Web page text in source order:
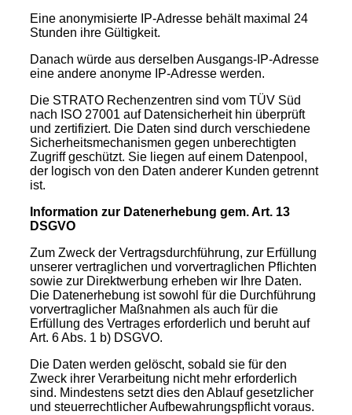
Eine anonymisierte IP-Adresse behält maximal 24
Stunden ihre Gültigkeit.
Danach würde aus derselben Ausgangs-IP-Adresse
eine andere anonyme IP-Adresse werden.
Die STRATO Rechenzentren sind vom TÜV Süd
nach ISO 27001 auf Datensicherheit hin überprüft
und zertifiziert. Die Daten sind durch verschiedene
Sicherheitsmechanismen gegen unberechtigten
Zugriff geschützt. Sie liegen auf einem Datenpool,
der logisch von den Daten anderer Kunden getrennt
ist.
Information zur Datenerhebung gem. Art. 13
DSGVO
Zum Zweck der Vertragsdurchführung, zur Erfüllung
unserer vertraglichen und vorvertraglichen Pflichten
sowie zur Direktwerbung erheben wir Ihre Daten.
Die Datenerhebung ist sowohl für die Durchführung
vorvertraglicher Maßnahmen als auch für die
Erfüllung des Vertrages erforderlich und beruht auf
Art. 6 Abs. 1 b) DSGVO.
Die Daten werden gelöscht, sobald sie für den
Zweck ihrer Verarbeitung nicht mehr erforderlich
sind. Mindestens setzt dies den Ablauf gesetzlicher
und steuerrechtlicher Aufbewahrungspflicht voraus.